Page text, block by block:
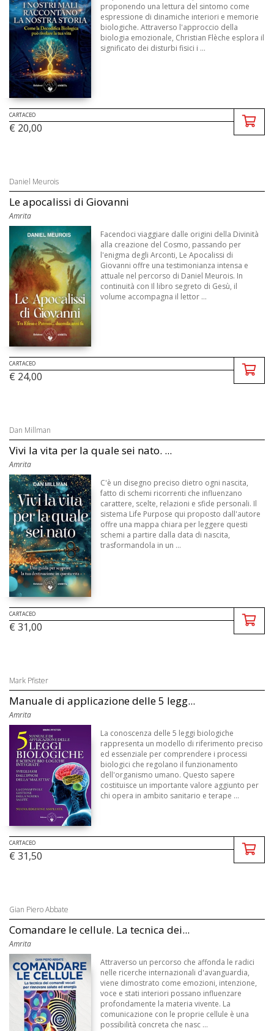
proponendo una lettura del sintomo come
espressione di dinamiche interiori e memorie
biologiche. Attraverso l'approccio della
biologia emozionale, Christian Flèche esplora il
significato dei disturbi fisici i ...
CARTACEO
€ 20,00
Daniel Meurois
Le apocalissi di Giovanni
Amrita
Facendoci viaggiare dalle origini della Divinità
alla creazione del Cosmo, passando per
l'enigma degli Arconti, Le Apocalissi di
Giovanni offre una testimonianza intensa e
attuale nel percorso di Daniel Meurois. In
continuità con Il libro segreto di Gesù, il
volume accompagna il lettor ...
CARTACEO
€ 24,00
Dan Millman
Vivi la vita per la quale sei nato. ...
Amrita
C'è un disegno preciso dietro ogni nascita,
fatto di schemi ricorrenti che influenzano
carattere, scelte, relazioni e sfide personali. Il
sistema Life Purpose qui proposto dall'autore
offre una mappa chiara per leggere questi
schemi a partire dalla data di nascita,
trasformandola in un ...
CARTACEO
€ 31,00
Mark Pfister
Manuale di applicazione delle 5 legg...
Amrita
La conoscenza delle 5 leggi biologiche
rappresenta un modello di riferimento preciso
ed essenziale per comprendere i processi
biologici che regolano il funzionamento
dell'organismo umano. Questo sapere
costituisce un importante valore aggiunto per
chi opera in ambito sanitario e terape ...
CARTACEO
€ 31,50
Gian Piero Abbate
Comandare le cellule. La tecnica dei...
Amrita
Attraverso un percorso che affonda le radici
nelle ricerche internazionali d'avanguardia,
viene dimostrato come emozioni, intenzione,
voce e stati interiori possano influenzare
profondamente la materia vivente. La
comunicazione con le proprie cellule è una
possibilità concreta che nasc ...